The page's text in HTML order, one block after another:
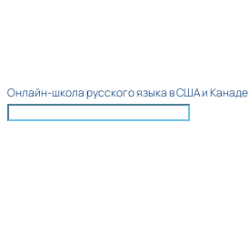
Онлайн-школа русского языка в США и Канаде​